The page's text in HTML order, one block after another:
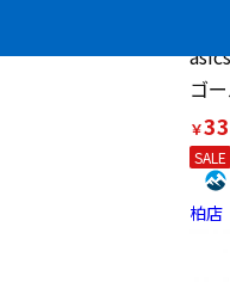
￥
SALE
柏店